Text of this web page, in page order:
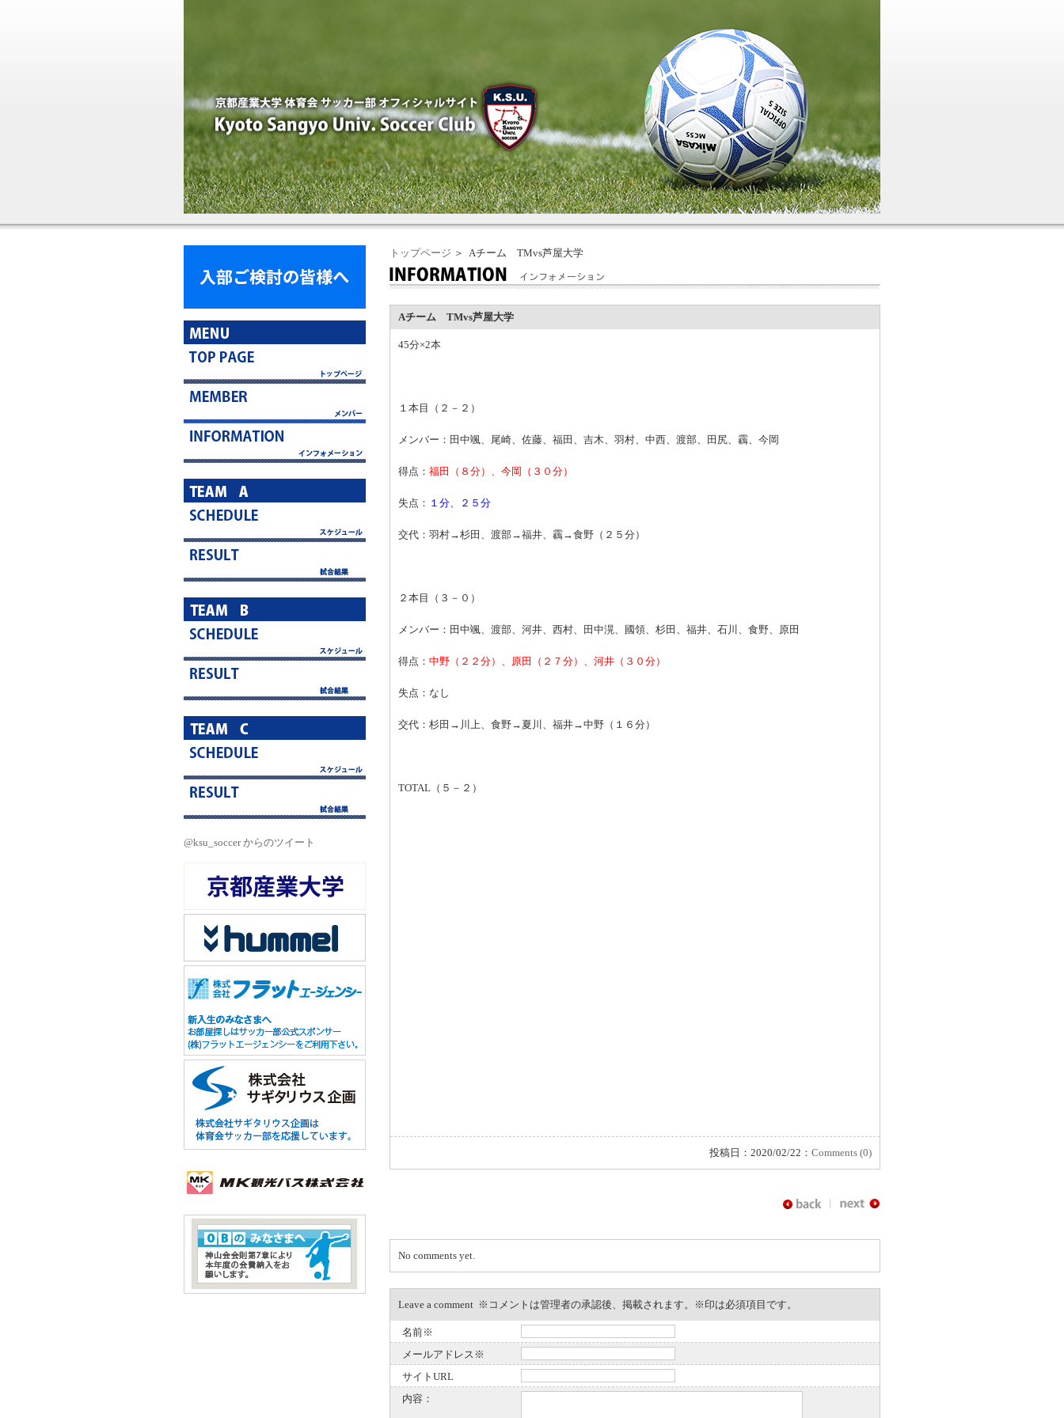
@ksu_soccer からのツイート
トップページ ＞ Aチーム TMvs芦屋大学
Aチーム TMvs芦屋大学
45分×2本
１本目（２－２）
メンバー：田中颯、尾崎、佐藤、福田、吉木、羽村、中西、渡部、田尻、靏、今岡
得点： 福田（８分）、今岡（３０分）
失点： １分、２５分
交代：羽村→杉田、渡部→福井、靏→食野（２５分）
２本目（３－０）
メンバー：田中颯、渡部、河井、西村、田中滉、國領、杉田、福井、石川、食野、原田
得点： 中野（２２分）、原田（２７分）、河井（３０分）
失点：なし
交代：杉田→川上、食野→夏川、福井→中野（１６分）
TOTAL（５－２）
投稿日：2020/02/22： Comments (0)
No comments yet.
Leave a comment ※コメントは管理者の承認後、掲載されます。※印は必須項目です。
名前※
メールアドレス※
サイトURL
内容：